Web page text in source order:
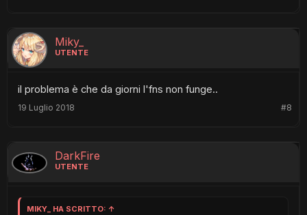
Miky_
UTENTE
il problema è che da giorni l'fns non funge..
#8
19 Luglio 2018
DarkFire
UTENTE
MIKY_ HA SCRITTO: ↑